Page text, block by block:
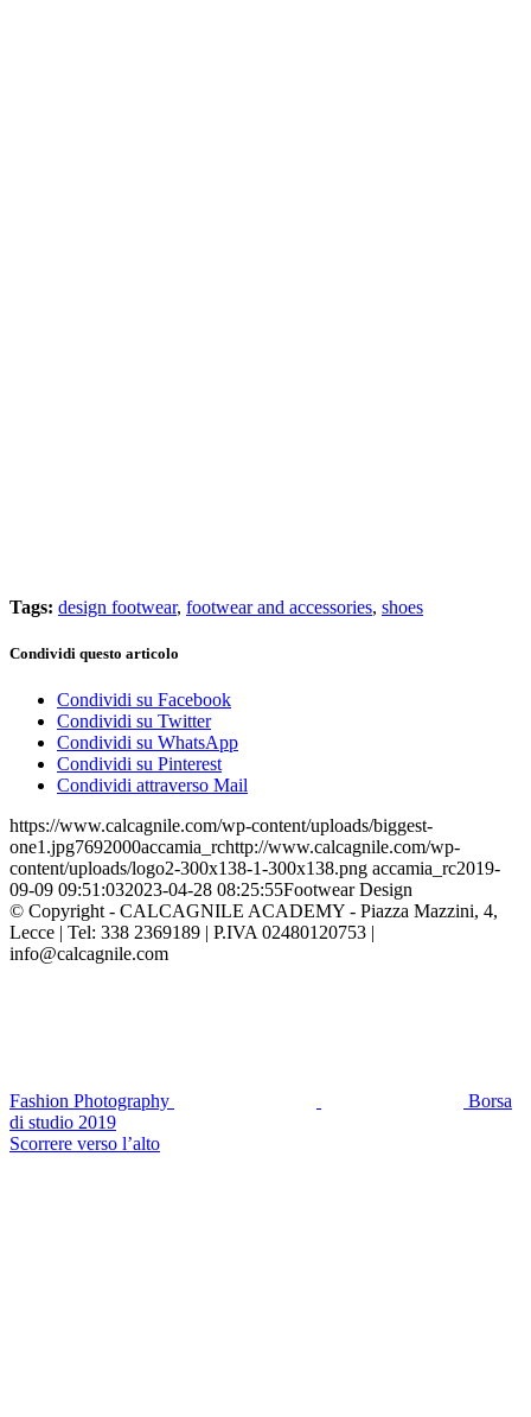
Tags: design footwear, footwear and accessories, shoes
Condividi questo articolo
Condividi su Facebook
Condividi su Twitter
Condividi su WhatsApp
Condividi su Pinterest
Condividi attraverso Mail
https://www.calcagnile.com/wp-content/uploads/biggest-
one1.jpg7692000accamia_rchttp://www.calcagnile.com/wp-
content/uploads/logo2-300x138-1-300x138.png accamia_rc2019-
09-09 09:51:032023-04-28 08:25:55Footwear Design
© Copyright - CALCAGNILE ACADEMY - Piazza Mazzini, 4,
Lecce | Tel: 338 2369189 | P.IVA 02480120753 |
info@calcagnile.com
Fashion Photography
Borsa
di studio 2019
Scorrere verso l’alto